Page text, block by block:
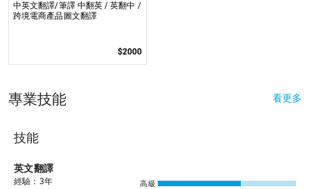
中英文翻譯/筆譯 中翻英 / 英翻中 /
跨境電商產品圖文翻譯
$2000
專業技能 看更多
技能
英文翻譯
經驗：3年 高級